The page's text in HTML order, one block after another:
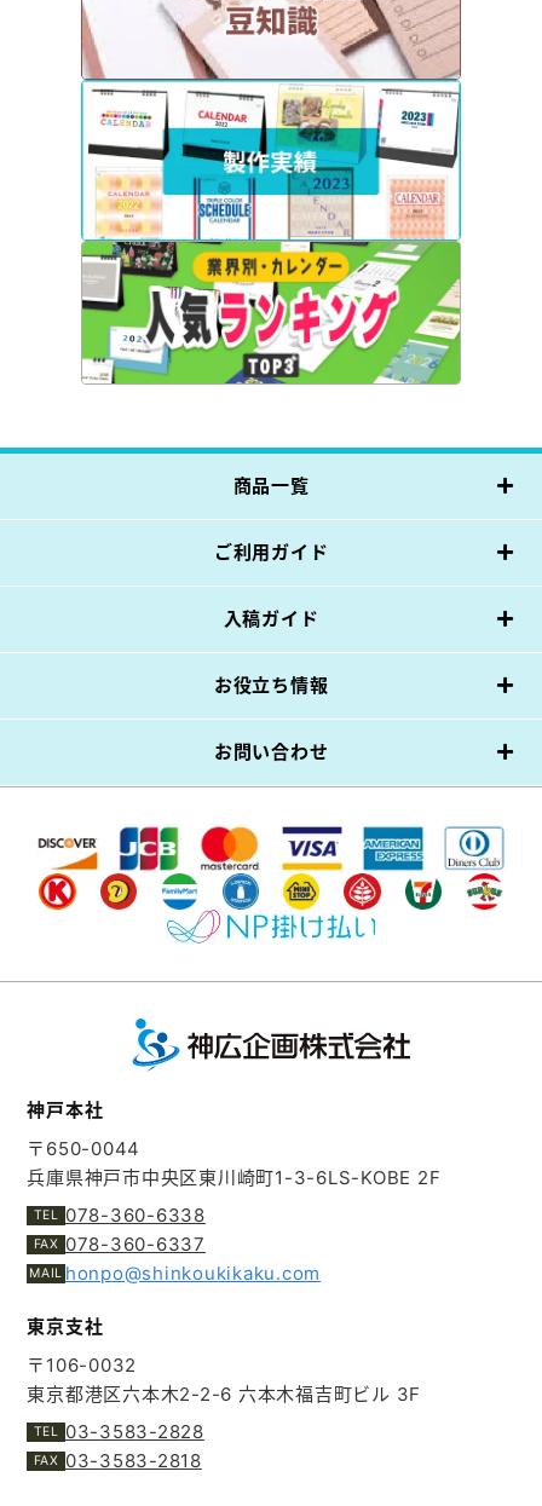
商品一覧
ご利用ガイド
入稿ガイド
お役立ち情報
お問い合わせ
神戸本社
〒650-0044
兵庫県神戸市中央区東川崎町1-3-6LS-KOBE 2F
078-360-6338
078-360-6337
honpo@shinkoukikaku.com
東京支社
〒106-0032
東京都港区六本木2-2-6 六本木福吉町ビル 3F
03-3583-2828
03-3583-2818